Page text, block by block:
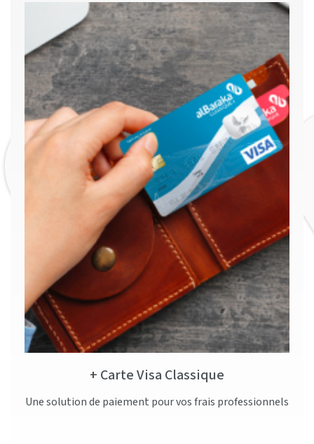
Carte Visa Classique +
Une solution de paiement pour vos frais professionnels